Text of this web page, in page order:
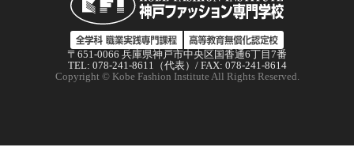
〒651-0066 兵庫県神戸市中央区国香通6丁目7番
TEL: 078-241-8611（代表）/ FAX: 078-241-8614
Copyright © Kobe Fashion Institute All Rights Reserved.